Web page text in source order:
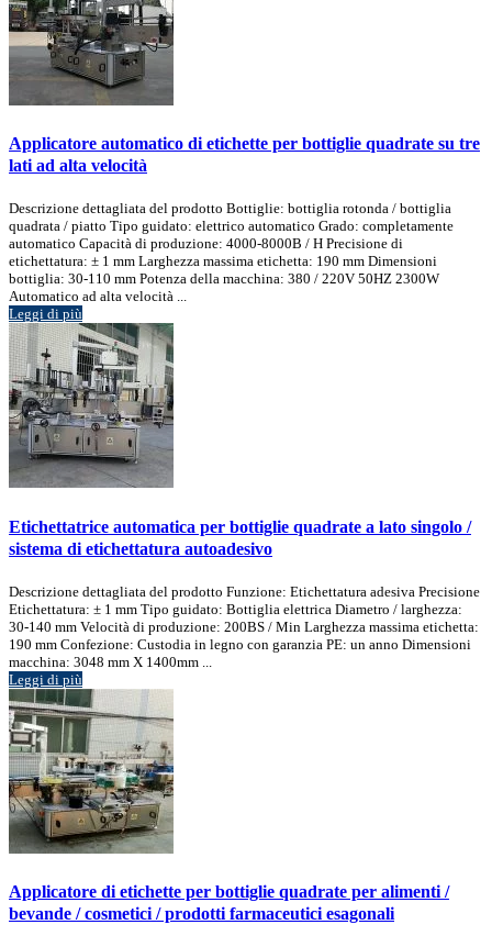
Applicatore automatico di etichette per bottiglie quadrate su tre
lati ad alta velocità
Descrizione dettagliata del prodotto Bottiglie: bottiglia rotonda / bottiglia
quadrata / piatto Tipo guidato: elettrico automatico Grado: completamente
automatico Capacità di produzione: 4000-8000B / H Precisione di
etichettatura: ± 1 mm Larghezza massima etichetta: 190 mm Dimensioni
bottiglia: 30-110 mm Potenza della macchina: 380 / 220V 50HZ 2300W
Automatico ad alta velocità ...
Leggi di più
Etichettatrice automatica per bottiglie quadrate a lato singolo /
sistema di etichettatura autoadesivo
Descrizione dettagliata del prodotto Funzione: Etichettatura adesiva Precisione
Etichettatura: ± 1 mm Tipo guidato: Bottiglia elettrica Diametro / larghezza:
30-140 mm Velocità di produzione: 200BS / Min Larghezza massima etichetta:
190 mm Confezione: Custodia in legno con garanzia PE: un anno Dimensioni
macchina: 3048 mm X 1400mm ...
Leggi di più
Applicatore di etichette per bottiglie quadrate per alimenti /
bevande / cosmetici / prodotti farmaceutici esagonali